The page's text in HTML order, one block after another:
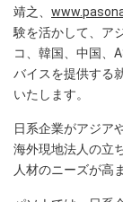
靖之、
験を活かして、ア
コ、韓国、中国、
バイスを提供する
いたします。
日系企業がアジア
海外現地法人の立
人材のニーズが高